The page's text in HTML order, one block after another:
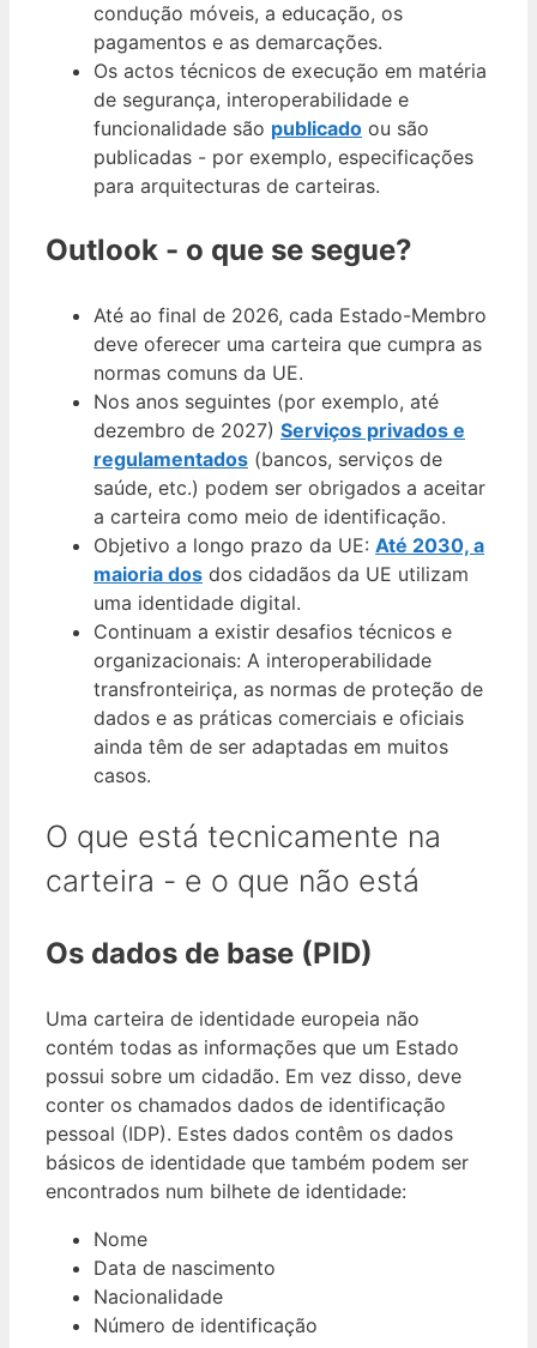
condução móveis, a educação, os
pagamentos e as demarcações.
Os actos técnicos de execução em matéria
de segurança, interoperabilidade e
funcionalidade são publicado ou são
publicadas - por exemplo, especificações
para arquitecturas de carteiras.
Outlook - o que se segue?
Até ao final de 2026, cada Estado-Membro
deve oferecer uma carteira que cumpra as
normas comuns da UE.
Nos anos seguintes (por exemplo, até
dezembro de 2027) Serviços privados e
regulamentados (bancos, serviços de
saúde, etc.) podem ser obrigados a aceitar
a carteira como meio de identificação.
Objetivo a longo prazo da UE: Até 2030, a
maioria dos dos cidadãos da UE utilizam
uma identidade digital.
Continuam a existir desafios técnicos e
organizacionais: A interoperabilidade
transfronteiriça, as normas de proteção de
dados e as práticas comerciais e oficiais
ainda têm de ser adaptadas em muitos
casos.
O que está tecnicamente na
carteira - e o que não está
Os dados de base (PID)
Uma carteira de identidade europeia não
contém todas as informações que um Estado
possui sobre um cidadão. Em vez disso, deve
conter os chamados dados de identificação
pessoal (IDP). Estes dados contêm os dados
básicos de identidade que também podem ser
encontrados num bilhete de identidade:
Nome
Data de nascimento
Nacionalidade
Número de identificação